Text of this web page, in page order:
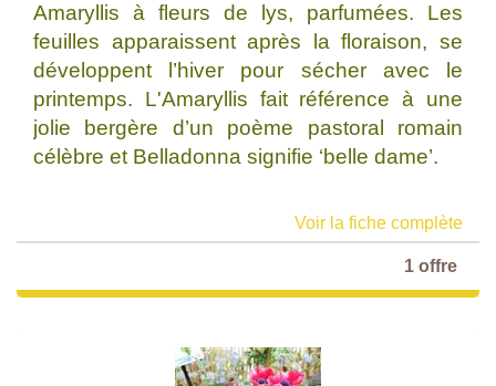
Amaryllis à fleurs de lys, parfumées. Les
feuilles apparaissent après la floraison, se
développent l’hiver pour sécher avec le
printemps. L'Amaryllis fait référence à une
jolie bergère d’un poème pastoral romain
célèbre et Belladonna signifie ‘belle dame’.
Voir la fiche complète
1 offre